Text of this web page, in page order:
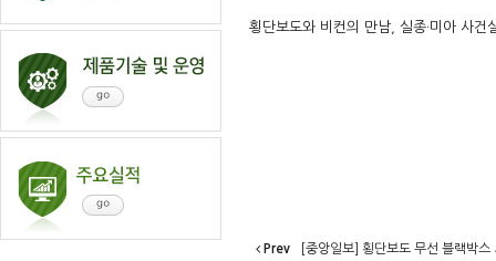
횡단보도와 비컨의 만남, 실종·미아 사건
Prev [중앙일보] 횡단보도 무선 블랙박스